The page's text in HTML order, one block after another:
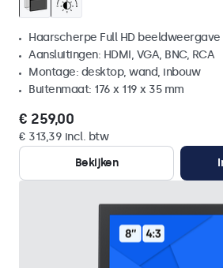
Haarscherpe Full HD beeldweergave
Aansluitingen: HDMI, VGA, BNC, RCA
Montage: desktop, wand, inbouw
Buitenmaat: 176 x 119 x 35 mm
€ 259,00
€ 313,39 incl. btw
Bekijken